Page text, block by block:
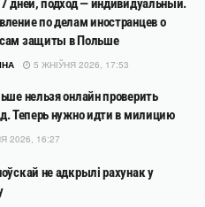
дней, подход — индивидуальный.
по делам иностранцев о
защиты в Польше
5 ЖНІЎНЯ 2026, 17:53
нельзя онлайн проверить
Теперь нужно идти в милицию
2026, 16:27
не адкрылі рахунак у